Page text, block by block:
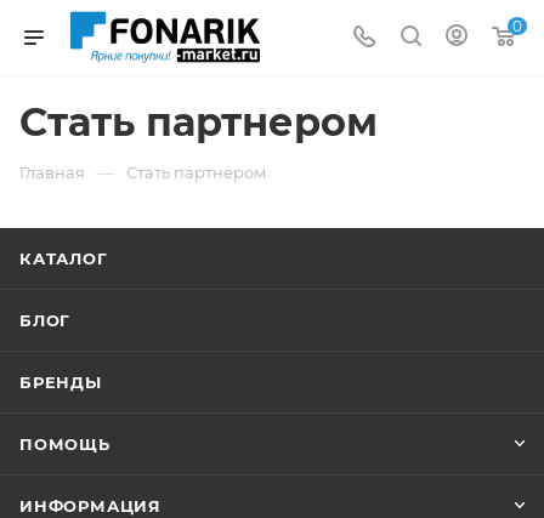
0
Стать партнером
Главная — Стать партнером
КАТАЛОГ
БЛОГ
БРЕНДЫ
ПОМОЩЬ
ИНФОРМАЦИЯ